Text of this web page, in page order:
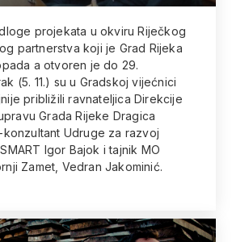
projekata u okviru Riječkog
partnerstva koji je Grad Rijeka
a otvoren je do 29.
(5. 11.) su u Gradskoj vijećnici
približili ravnateljica Direkcije
Grada Rijeke Dragica
Udruge za razvoj
Igor Bajok i tajnik MO
Zamet, Vedran Jakominić.